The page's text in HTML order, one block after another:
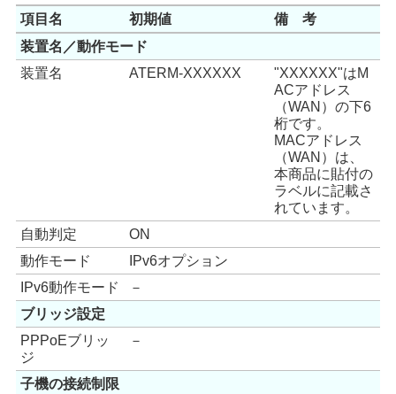
項目名 初期値
備 考
装置名／動作モード
装置名
ATERM-XXXXXX
"XXXXXX"はM
ACアドレス
（WAN）の下6
桁です。
MACアドレス
（WAN）は、
本商品に貼付の
ラベルに記載さ
れています。
自動判定
ON
動作モード
IPv6オプション
IPv6動作モード
－
ブリッジ設定
PPPoEブリッ
ジ
－
子機の接続制限